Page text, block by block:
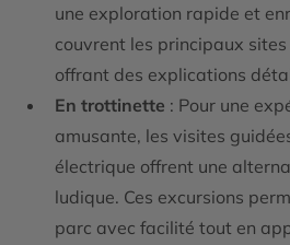
une exploration rapide et
couvrent les principaux
offrant des explications
En trottinette : Pour une
amusante, les visites
électrique offrent une
ludique. Ces excursions
parc avec facilité tout en